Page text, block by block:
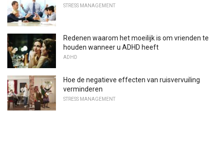
STRESS MANAGEMENT
Redenen waarom het moeilijk is om vrienden te
houden wanneer u ADHD heeft
ADHD
Hoe de negatieve effecten van ruisvervuiling
verminderen
STRESS MANAGEMENT